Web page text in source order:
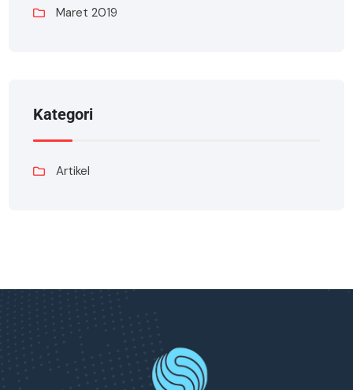
Maret 2019
Kategori
Artikel